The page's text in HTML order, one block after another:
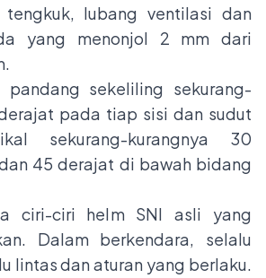
lubang ventilasi dan
yang menonjol 2 mm dari
sekeliling sekurang-
pada tiap sisi dan sudut
sekurang-kurangnya 30
45 derajat di bawah bidang
ciri-ciri helm SNI asli yang
Dalam berkendara, selalu
lintasdan aturan yang berlaku.